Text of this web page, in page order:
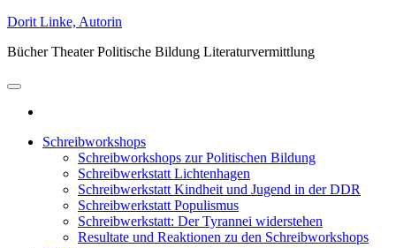
Zum
springen
Dorit Linke, Autorin
Bücher Theater Politische Bildung Literaturvermittlung
Schreibworkshops
Schreibworkshops zur Politischen Bildung
Schreibwerkstatt Lichtenhagen
Schreibwerkstatt Kindheit und Jugend in der DDR
Schreibwerkstatt Populismus
Schreibwerkstatt: Der Tyrannei widerstehen
Resultate und Reaktionen zu den Schreibworkshops